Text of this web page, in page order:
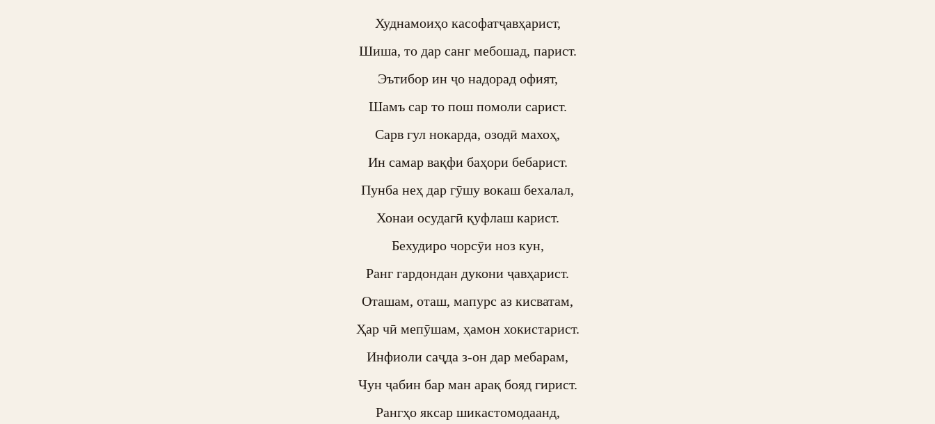
Худнамоиҳо касофатҷавҳарист,
Шиша, то дар санг мебошад, парист.
Эътибор ин ҷо надорад офият,
Шамъ сар то пош помоли сарист.
Сарв гул нокарда, озодӣ махоҳ,
Ин самар вақфи баҳори бебарист.
Пунба неҳ дар гӯшу вокаш бехалал,
Хонаи осудагӣ қуфлаш карист.
Бехудиро чорсӯи ноз кун,
Ранг гардондан дукони ҷавҳарист.
Оташам, оташ, мапурс аз кисватам,
Ҳар чӣ мепӯшам, ҳамон хокистарист.
Инфиоли саҷда з-он дар мебарам,
Чун ҷабин бар ман арақ бояд гирист.
Рангҳо яксар шикастомодаанд,